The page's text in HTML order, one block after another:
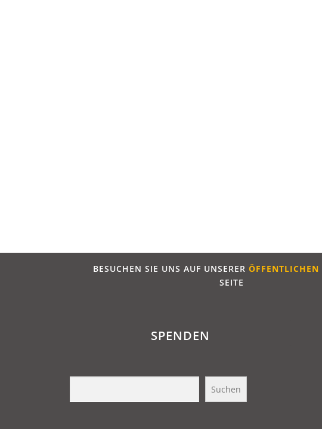
BESUCHEN SIE UNS AUF UNSERER ÖFFENTLICHEN
SEITE
SPENDEN
Suchen